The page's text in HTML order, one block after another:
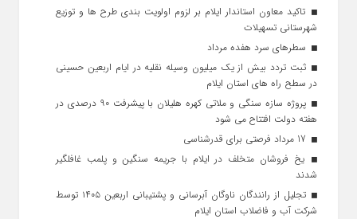
تاکید معاون استاندار ایلام بر لزوم اولویت‌ بندی طرح‌ ها و توزیع
شهرستانی تسهیلات
سطرهای سرد هفده مرداد
ثبت تردد بیش از یک میلیون وسیله نقلیه در ایام اربعین حسینی
در سطح راه‌ های استان ایلام
پروژه سازه سنگی و ملاتی کهره هلیلان با پیشرفت ۹۰ درصدی در
هفته دولت افتتاح می شود
یخ‌ فروشان متخلف در ایلام با جریمه سنگین و پلمب غافلگیر
شدند
تجلیل از رانندگان ناوگان آبرسانی و پشتیبانی اربعین ۱۴۰۵ توسط
شرکت آب و فاضلاب استان ایلام